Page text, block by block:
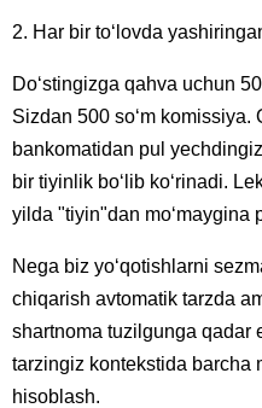
2. Har bir to‘lovda
Do‘stingizga qahva uchun
Sizdan 500 so‘m komissiya.
bankomatidan pul
bir tiyinlik bo‘lib ko‘rinadi.
yilda "tiyin"dan mo‘maygina
Nega biz yo‘qotishlarni
chiqarish avtomatik tarzda
shartnoma tuzilgunga qadar
tarzingiz kontekstida barcha
hisoblash.